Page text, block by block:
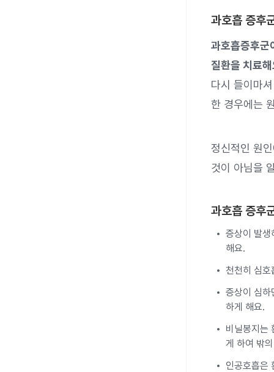
과호흡 증후
과호흡증후군
질환을 치료
다시 들이마
한 경우에는
정신적인 원
것이 아님을
과호흡 증후
증상이 발생
해요.
천천히 심호
증상이 심하
하게 해요.
비닐봉지는
게 하여 밖
인공호흡은